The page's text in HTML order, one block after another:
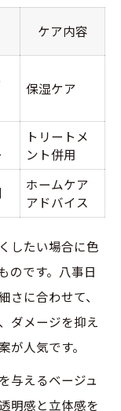
ケア内容
保湿ケア
トリートメ
ント併用
ホームケア
アドバイス
したい場合に色
のです。八事日
に合わせて、
ダメージを抑え
人気です。
与えるベージュ
明感と立体感を